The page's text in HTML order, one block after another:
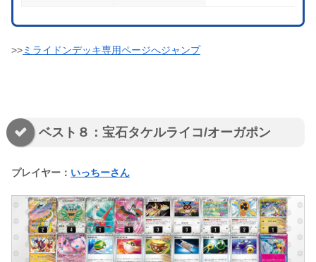
>>ミライドンデッキ専用ページへジャンプ
ベスト８：宝石タケルライコ/オーガポン
プレイヤー： いっちーさん